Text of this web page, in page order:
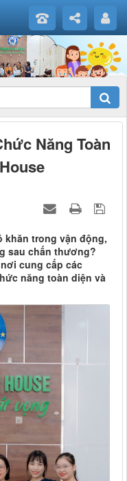
Năng Toàn
khăn trong vận động,
sau chấn thương?
cung cấp các
năng toàn diện và